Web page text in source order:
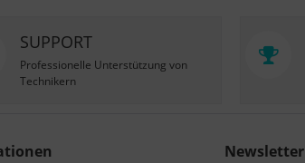
SUPPORT
Professionelle Unterstützung von
Technikern
Newsletter